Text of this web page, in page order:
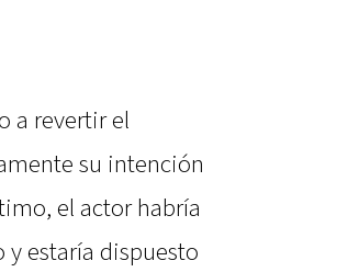
a revertir el
su intención
el actor habría
estaría dispuesto